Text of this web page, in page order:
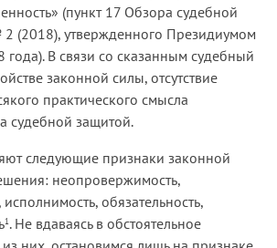
(пункт 17 Обзора судебной
(2018), утвержденного Президиумом
В связи со сказанным судебный
законной силы, отсутствие
практического смысла
судебной защитой.
следующие признаки законной
неопровержимость,
обязательность,
1 . Не вдаваясь в обстоятельное